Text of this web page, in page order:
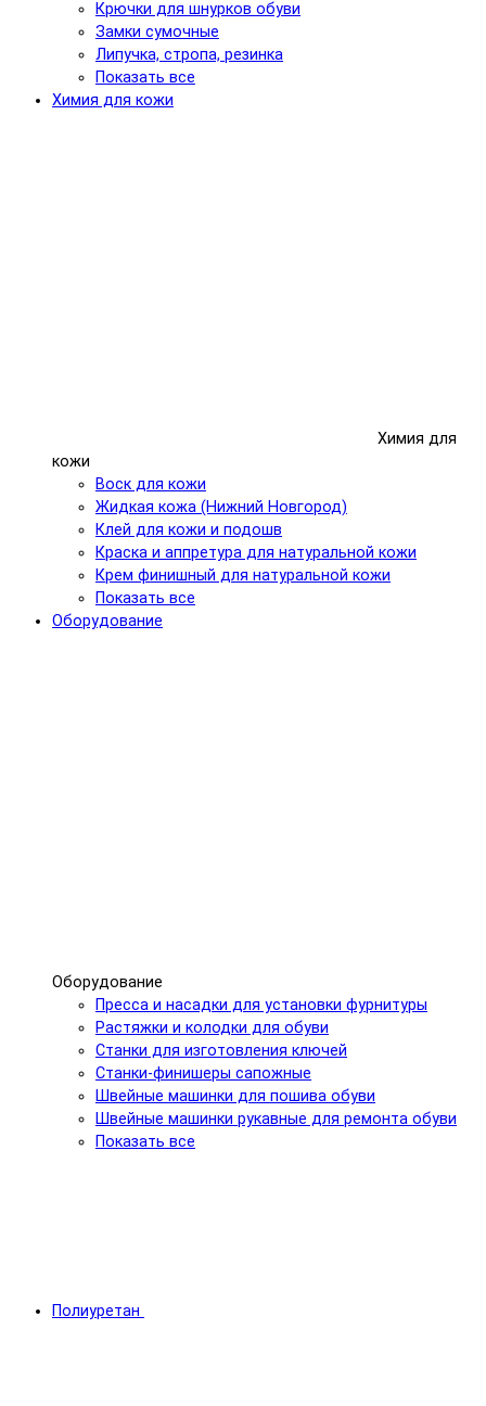
Крючки для шнурков обуви
Замки сумочные
Липучка, стропа, резинка
Показать все
Химия для кожи
Химия для
кожи
Воск для кожи
Жидкая кожа (Нижний Новгород)
Клей для кожи и подошв
Краска и аппретура для натуральной кожи
Крем финишный для натуральной кожи
Показать все
Оборудование
Оборудование
Пресса и насадки для установки фурнитуры
Растяжки и колодки для обуви
Станки для изготовления ключей
Станки-финишеры сапожные
Швейные машинки для пошива обуви
Швейные машинки рукавные для ремонта обуви
Показать все
Полиуретан